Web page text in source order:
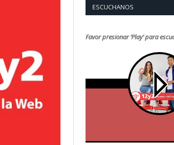
ESCUCHANOS
Favor presionar ‘Play’ para